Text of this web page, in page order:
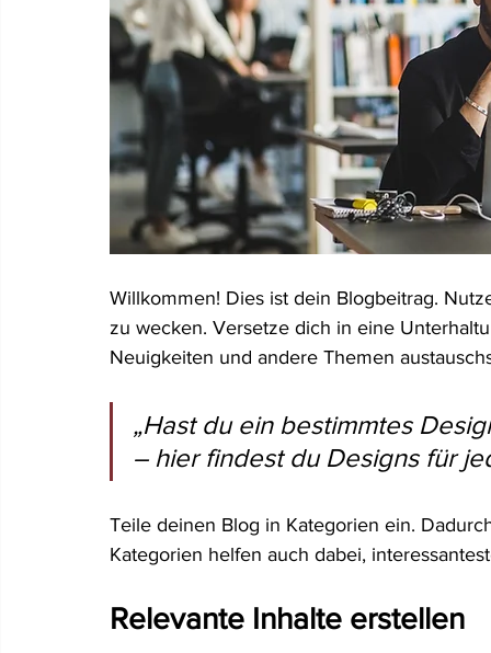
Willkommen! Dies ist dein Blogbeitrag.
zu wecken. Versetze dich in eine
Neuigkeiten und andere Themen
„Hast du ein bestimmtes
– hier findest du Designs für
Teile deinen Blog in Kategorien ein.
Kategorien helfen auch dabei,
Relevante Inhalte erstellen